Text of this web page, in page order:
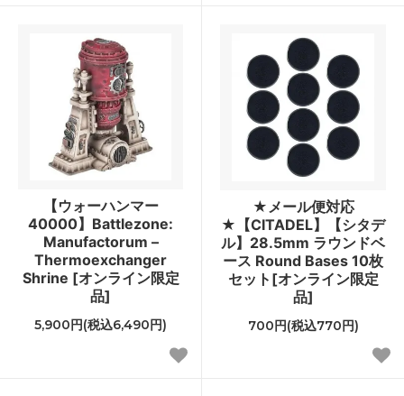
【ウォーハンマー
40000】Battlezone:
Manufactorum –
Thermoexchanger
Shrine [オンライン限定
品]
5,900円(税込6,490円)
★メール便対応
★【CITADEL】【シタデ
ル】28.5mm ラウンドベ
ース Round Bases 10枚
セット[オンライン限定
品]
700円(税込770円)